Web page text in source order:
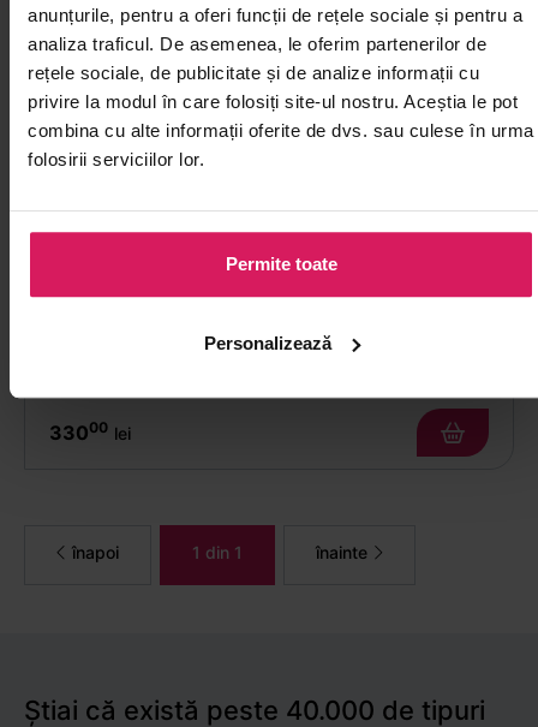
anunțurile, pentru a oferi funcții de rețele sociale și pentru a
analiza traficul. De asemenea, le oferim partenerilor de
rețele sociale, de publicitate și de analize informații cu
privire la modul în care folosiți site-ul nostru. Aceștia le pot
combina cu alte informații oferite de dvs. sau culese în urma
folosirii serviciilor lor.
Permite toate
Personalizează
33000 lei
înapoi 1 din 1 înainte
Știai că există peste 40.000 de tipuri